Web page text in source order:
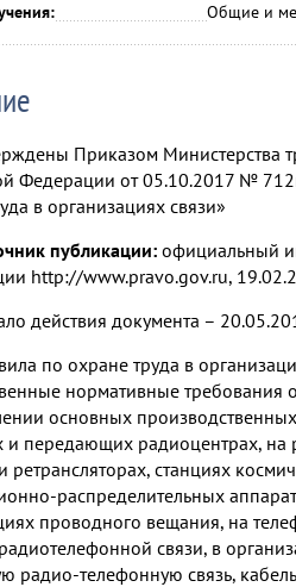
Общие и
Приказом Министерства
Федерации от 05.10.2017 №
в организациях связи»
публикации: официальный
http://www.pravo.gov.ru,
действия документа –
по охране труда в
нормативные требования
основных
передающих радиоцентрах, на
ретрансляторах, станциях
распределительных
проводного вещания, на
связи, в
радио-телефонную связь,